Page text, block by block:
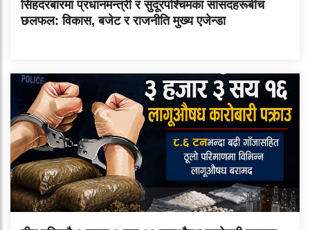
सिंहदरबारमा प्रधानमन्त्री र सुदूरपश्चिमका सांसदहरूबीच
छलफल: विकास, बजेट र राजनीति मुख्य एजेन्डा